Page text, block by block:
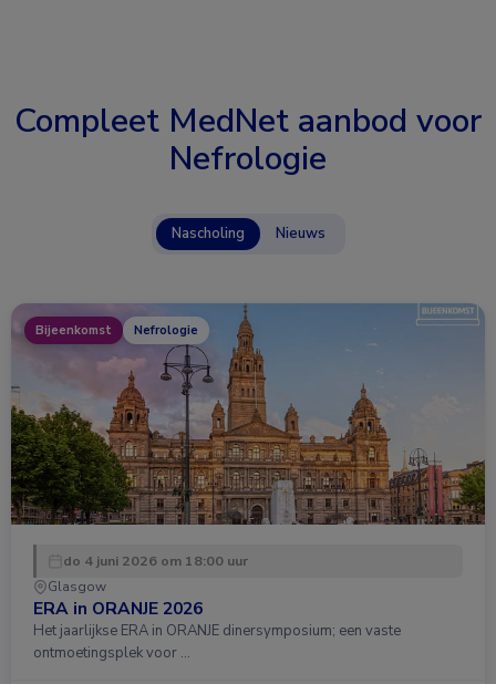
Compleet MedNet aanbod voor
Nefrologie
Nascholing Nieuws
Bijeenkomst Nefrologie
do 4 juni 2026 om 18:00 uur
Glasgow
ERA in ORANJE 2026
Het jaarlijkse ERA in ORANJE dinersymposium; een vaste
ontmoetingsplek voor …